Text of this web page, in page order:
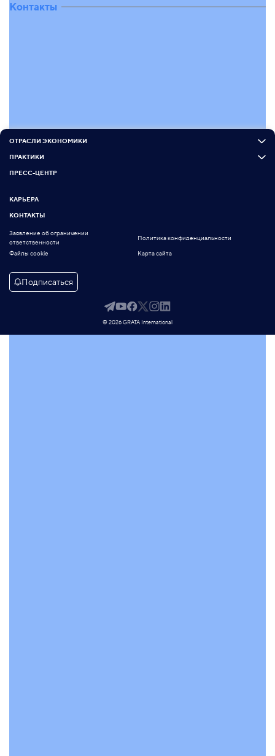
Контакты
ОТРАСЛИ ЭКОНОМИКИ
ПРАКТИКИ
ПРЕСС-ЦЕНТР
КАРЬЕРА
КОНТАКТЫ
Заявление об ограничении
ответственности
Политика конфиденциальности
Файлы cookie Карта сайта
Подписаться
© 2026 GRATA International